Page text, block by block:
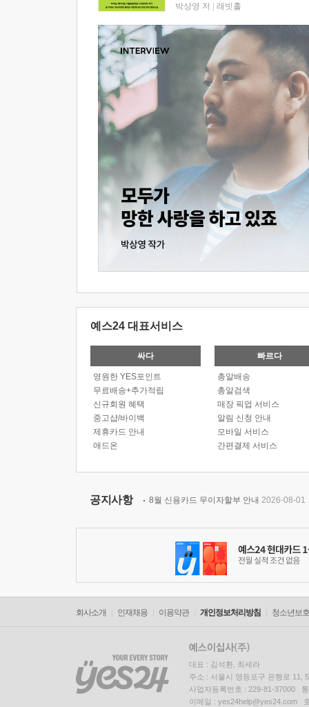
박상영 저 래빗홀
예스24 대표서비스
싸다
영원한 YES포인트
무료배송+추가적립
신규회원 혜택
중고샵/바이백
제휴카드 안내
애드온
빠르다
총알배송
총알검색
매장 픽업 서비스
알림 신청 안내
모바일 서비스
간편결제 서비스
공지사항 8월 신용카드 무이자할부 안내 2026-08-01
회사소개 인재채용 이용약관 개인정보처리방침 청소년보
대표 : 김석환, 최세라
주소 : 서울시 영등포구 은행로 11,
사업자등록번호 : 229-81-37000
이메일 : yes24help@yes24.com